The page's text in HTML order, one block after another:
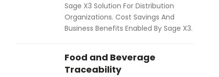
Sage X3 Solution For Distribution
Organizations. Cost Savings And
Business Benefits Enabled By Sage X3.
Food and Beverage
Traceability